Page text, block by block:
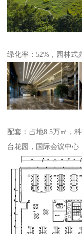
绿化率：52%，园林式
配套：占地8.5万㎡，
台花园，国际会议中心